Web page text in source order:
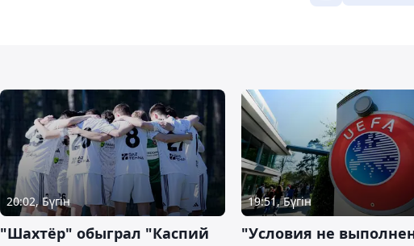
20:02, Бүгін
"Шахтёр" обыграл "Каспий
19:51, Бүгін
"Условия не